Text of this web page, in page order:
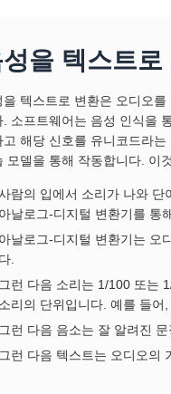
성을 텍스트
을 텍스트로 변환은 오디오
. 소프트웨어는 음성 인식을
고 해당 신호를 유니코드라
모델을 통해 작동합니다. 이
람의 입에서 소리가 나와 단
아날로그-디지털 변환기를 통
아날로그-디지털 변환기는 오
다.
그런 다음 소리는 1/100 또는
소리의 단위입니다. 예를 들어
그런 다음 음소는 잘 알려진
그런 다음 텍스트는 오디오의